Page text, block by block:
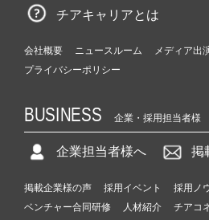
チアキャリアとは
会社概要 ニュースルーム
メディア出
プライバシーポリシー
BUSINESS 企業・採用担当者様
企業担当者様へ 掲
掲載企業様の声 採用イベント 採用ノ
ベンチャー合同研修
人材紹介 チアコ